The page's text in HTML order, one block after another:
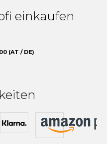
einkaufen
(AT / DE)